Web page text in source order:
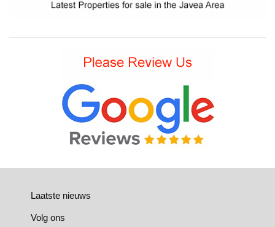
Laatste nieuws
Volg ons